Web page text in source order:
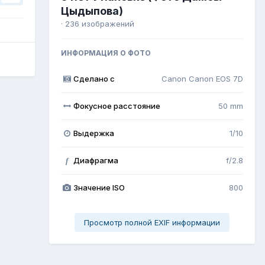
Цыдыпова)
· 236 изображений
ИНФОРМАЦИЯ О ФОТО
Сделано с Canon Canon EOS 7D
Фокусное расстояние 50 mm
Выдержка 1/10
f Диафрагма f/2.8
Значение ISO 800
Просмотр полной EXIF информации